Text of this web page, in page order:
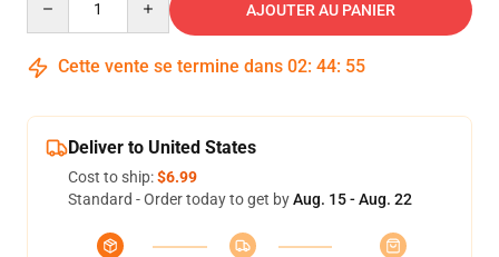
AJOUTER AU PANIER
Cette vente se termine dans 02: 44: 54
Deliver to United States
Cost to ship:$6.99
Standard - Order today to get byAug. 15 - Aug. 22